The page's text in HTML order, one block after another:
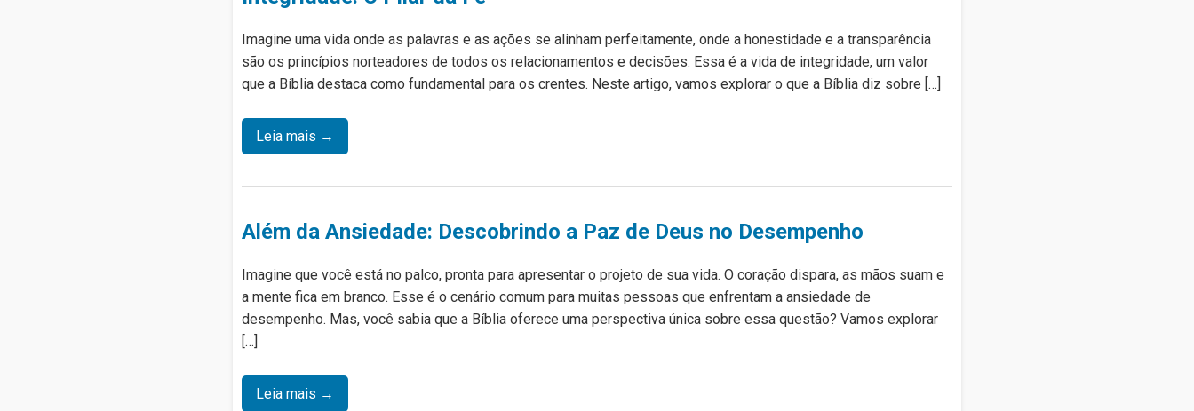
Imagine uma vida onde as palavras e as ações se alinham perfeitamente, onde a honestidade e a transparência
são os princípios norteadores de todos os relacionamentos e decisões. Essa é a vida de integridade, um valor
que a Bíblia destaca como fundamental para os crentes. Neste artigo, vamos explorar o que a Bíblia diz sobre […]
Leia mais →
Além da Ansiedade: Descobrindo a Paz de Deus no Desempenho
Imagine que você está no palco, pronta para apresentar o projeto de sua vida. O coração dispara, as mãos suam e
a mente fica em branco. Esse é o cenário comum para muitas pessoas que enfrentam a ansiedade de
desempenho. Mas, você sabia que a Bíblia oferece uma perspectiva única sobre essa questão? Vamos explorar
[…]
Leia mais →